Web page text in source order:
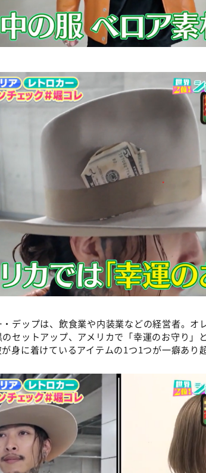
デップは、飲食業や内装業などの経営者。オ
のセットアップ、アメリカで「幸運のお守り」
身に着けているアイテムの1つ1つが一癖あり